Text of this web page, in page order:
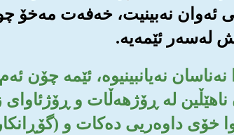
ئه‌وان نه‌بینیت، خه‌فه‌ت مه‌خۆ
له‌سه‌ر ئێمه‌یه‌.
خوا نه‌ناسان نه‌یانبینیوه‌، ئێمه
ناهێڵین له ڕۆژهه‌ڵات و
خۆی داوه‌‌ریی ده‌کات و